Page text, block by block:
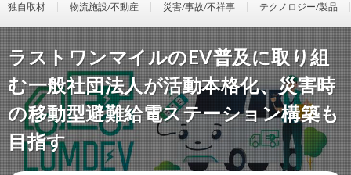
独自取材 物流施設/不動産 災害/事故/不祥事 テクノロジー/製品
ラストワンマイルのEV普及に取り組
む一般社団法人が活動本格化、災害時
の移動型避難給電ステーション構築も
目指す